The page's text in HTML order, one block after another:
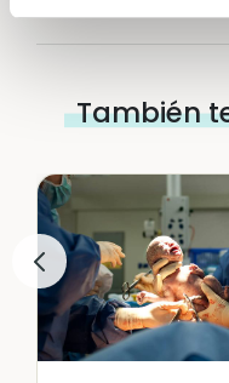
También